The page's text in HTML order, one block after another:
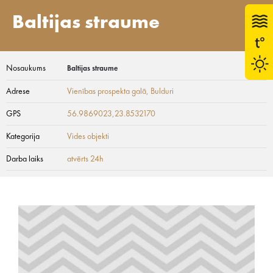
Baltijas straume
Nosaukums Baltijas straume
Adrese Vienības prospekta galā, Bulduri
GPS 56.9869023,23.8532170
Kategorija Vides objekti
Darba laiks atvērts 24h